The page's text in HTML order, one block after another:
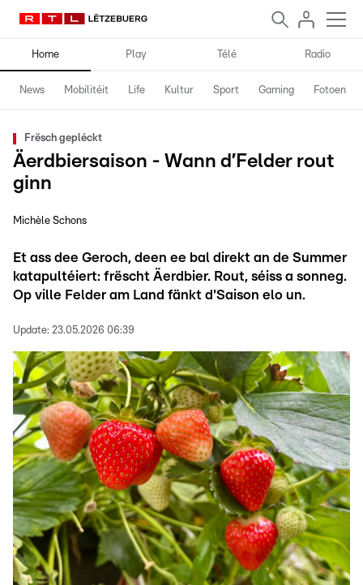
Home Play Télé Radio
News Mobilitéit Life Kultur Sport Gaming Fotoen
Frësch gepléckt
Äerdbiersaison - Wann d’Felder rout
ginn
Michèle Schons
Et ass dee Geroch, deen ee bal direkt an de Summer
katapultéiert: frëscht Äerdbier. Rout, séiss a sonneg.
Op ville Felder am Land fänkt d'Saison elo un.
Update: 23.05.2026 06:39